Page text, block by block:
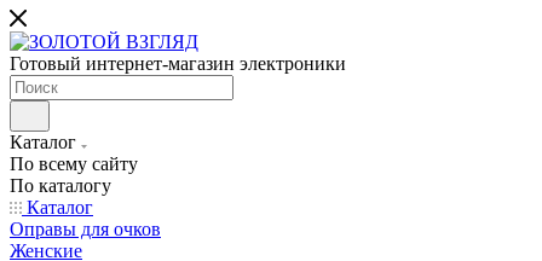
Готовый интернет-магазин электроники
Каталог
По всему сайту
По каталогу
Каталог
Оправы для очков
Женские